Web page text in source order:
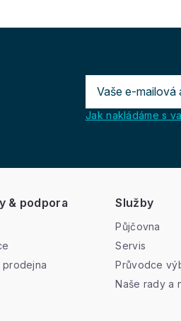
Jak nakládáme s
& podpora
prodejna
Služby
Půjčovna
Servis
Průvodce
Naše rady a